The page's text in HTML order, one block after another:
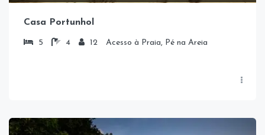
Casa Portunhol
5 4 12 Acesso à Praia, Pé na Areia